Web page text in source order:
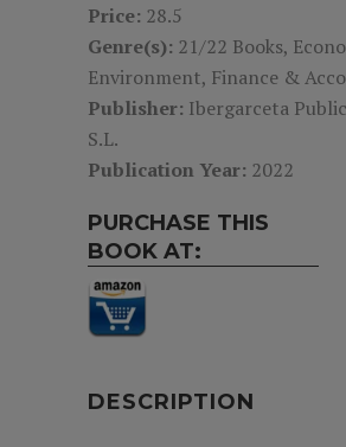
Price: 28.5
Genre(s): 21/22 Books,
Environment, Finance &
Publisher: Ibergarceta
S.L.
Publication Year: 2022
PURCHASE THIS
BOOK AT:
DESCRIPTION